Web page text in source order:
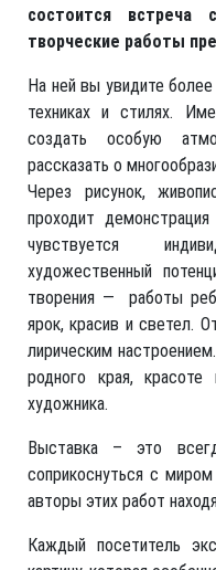
состоится
творческие работы
На ней вы увидите
техниках и стилях.
создать особую
рассказать о
Через рисунок,
проходит
чувствуется
художественный
творения — работы
ярок, красив и светел.
лирическим
родного края, красоте
художника.
Выставка – это
соприкоснуться с
авторы этих работ
Каждый посетитель